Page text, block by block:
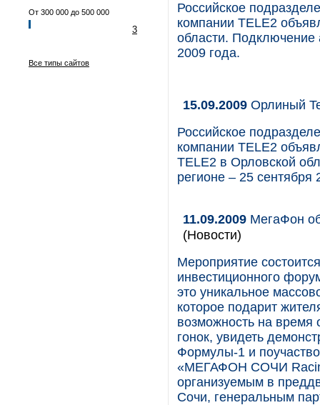
От 300 000 до 500 000
3
Все типы сайтов
Российское
компании TELE2
области. Подключение
2009 года.
15.09.2009 Орлиный
Российское
компании TELE2
TELE2 в Орловской
регионе – 25 сентября
11.09.2009 МегаФон
(Новости)
Мероприятие
инвестиционного
это уникальное
которое подарит
возможность на время
гонок, увидеть
Формулы-1 и
«МЕГАФОН СОЧИ
организуемым в
Сочи, генеральным